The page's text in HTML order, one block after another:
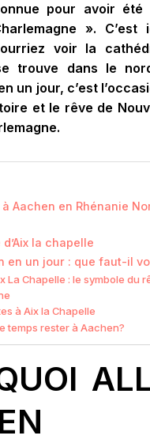
pour avoir
».
voir la
trouve dans le
un jour, c’est
et le rêve de
Aachen en Rhénanie
la chapelle
en un jour : que faut-il
La Chapelle : le symbole du
à Aix la Chapelle
temps rester à Aachen?